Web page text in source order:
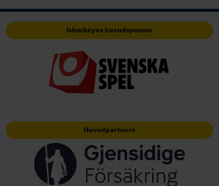
Ishockeyns huvudsponsor
Huvudpartners